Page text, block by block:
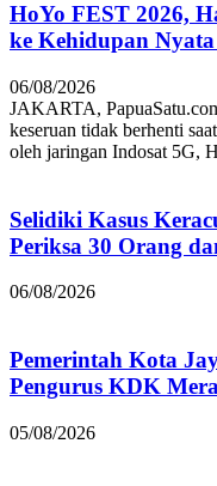
HoYo FEST 2026,
ke Kehidupan
06/08/2026
JAKARTA,
keseruan tidak berhenti
oleh jaringan Indosat 5G,
Selidiki Kasus
Periksa 30 Orang
06/08/2026
Pemerintah Kota
Pengurus KDK
05/08/2026